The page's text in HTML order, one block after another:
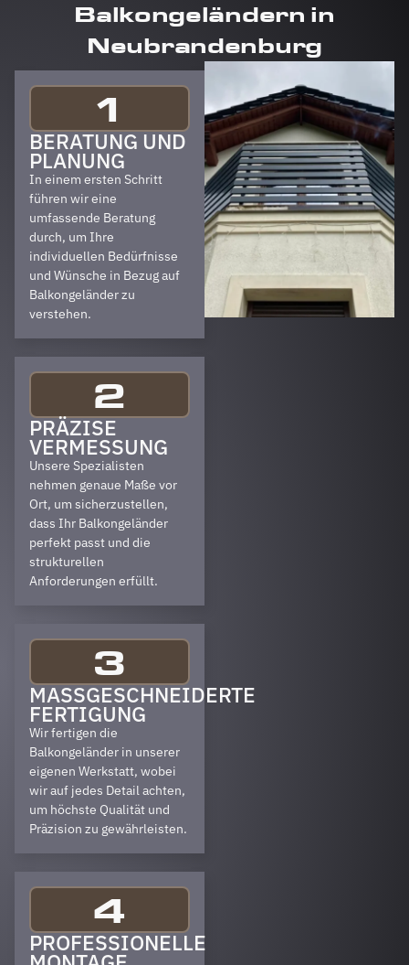
Balkongeländern in
Neubrandenburg
1
BERATUNG UND
PLANUNG
In einem ersten Schritt
führen wir eine
umfassende Beratung
durch, um Ihre
individuellen Bedürfnisse
und Wünsche in Bezug auf
Balkongeländer zu
verstehen.
2
PRÄZISE
VERMESSUNG
Unsere Spezialisten
nehmen genaue Maße vor
Ort, um sicherzustellen,
dass Ihr Balkongeländer
perfekt passt und die
strukturellen
Anforderungen erfüllt.
3
MASSGESCHNEIDERTE F
ERTIGUNG
Wir fertigen die
Balkongeländer in unserer
eigenen Werkstatt, wobei
wir auf jedes Detail achten,
um höchste Qualität und
Präzision zu gewährleisten.
4
PROFESSIONELLE